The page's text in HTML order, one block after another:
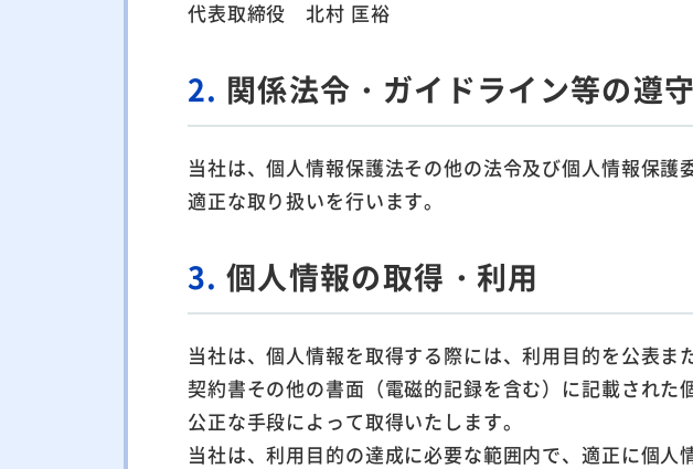
代表取締役 北村 匡裕
2. 関係法令・ガイドライン等の遵守
当社は、個人情報保護法その他の法令及び個人情報保
適正な取り扱いを行います。
3. 個人情報の取得・利用
当社は、個人情報を取得する際には、利用目的を公表
契約書その他の書面（電磁的記録を含む）に記載され
公正な手段によって取得いたします。
当社は、利用目的の達成に必要な範囲内で、適正に個人